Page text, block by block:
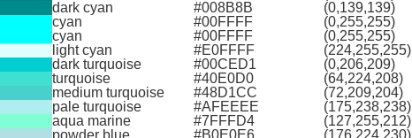
dark cyan
#008B8B
(0,139,139)
cyan
#00FFFF
(0,255,255)
cyan
#00FFFF
(0,255,255)
light cyan
#E0FFFF
(224,255,255)
dark turquoise
#00CED1
(0,206,209)
turquoise
#40E0D0
(64,224,208)
medium turquoise
#48D1CC
(72,209,204)
pale turquoise
#AFEEEE
(175,238,238)
aqua marine
#7FFFD4
(127,255,212)
powder blue
#B0E0E6
(176,224,230)